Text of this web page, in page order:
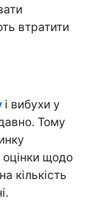
втратити
і вибухи у
Тому
щодо
кількість